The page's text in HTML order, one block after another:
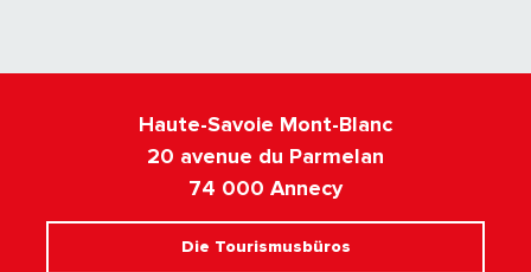
Haute-Savoie Mont-Blanc
20 avenue du Parmelan
74 000 Annecy
Die Tourismusbüros